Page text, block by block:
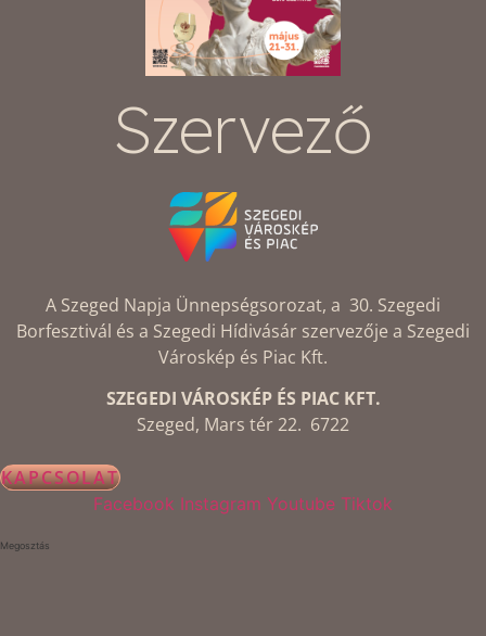
Szervező
A Szeged Napja Ünnepségsorozat, a 30. Szegedi
Borfesztivál és a Szegedi Hídivásár szervezője a Szegedi
Városkép és Piac Kft.
SZEGEDI VÁROSKÉP ÉS PIAC KFT.
Szeged, Mars tér 22. 6722
KAPCSOLAT
Facebook Instagram Youtube Tiktok
Megosztás